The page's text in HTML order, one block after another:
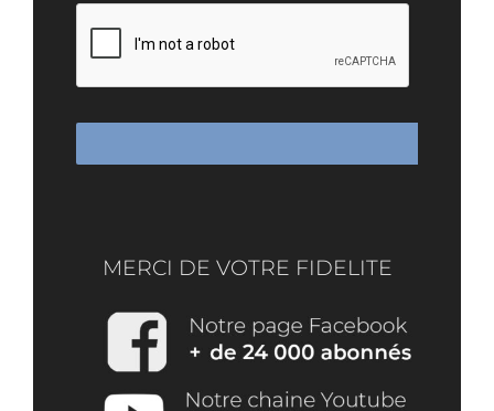
MERCI DE VOTRE FIDELITE